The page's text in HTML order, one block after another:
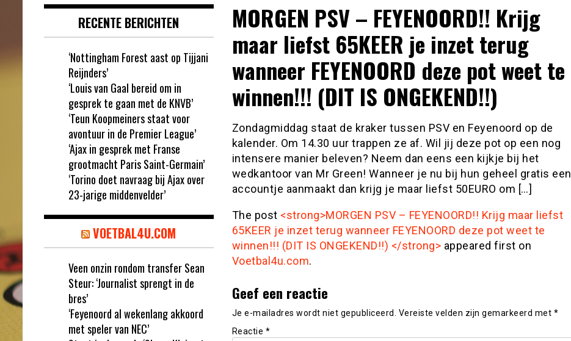
MORGEN PSV – FEYENOORD!! Krijg
maar liefst 65KEER je inzet terug
wanneer FEYENOORD deze pot weet te
winnen!!! (DIT IS ONGEKEND!!)
Zondagmiddag staat de kraker tussen PSV en Feyenoord op de
kalender. Om 14.30 uur trappen ze af. Wil jij deze pot op een nog
intensere manier beleven? Neem dan eens een kijkje bij het
wedkantoor van Mr Green! Wanneer je nu bij hun geheel gratis een
accountje aanmaakt dan krijg je maar liefst 50EURO om […]
The post <strong>MORGEN PSV – FEYENOORD!! Krijg maar liefst
65KEER je inzet terug wanneer FEYENOORD deze pot weet te
winnen!!! (DIT IS ONGEKEND!!) </strong> appeared first on
Voetbal4u.com.
Geef een reactie
Je e-mailadres wordt niet gepubliceerd. Vereiste velden zijn gemarkeerd met *
Reactie *
RECENTE BERICHTEN
‘Nottingham Forest aast op Tijjani
Reijnders’
‘Louis van Gaal bereid om in
gesprek te gaan met de KNVB’
‘Teun Koopmeiners staat voor
avontuur in de Premier League’
‘Ajax in gesprek met Franse
grootmacht Paris Saint-Germain’
‘Torino doet navraag bij Ajax over
23-jarige middenvelder’
VOETBAL4U.COM
Veen onzin rondom transfer Sean
Steur: ‘Journalist sprengt in de
bres’
‘Feyenoord al wekenlang akkoord
met speler van NEC’